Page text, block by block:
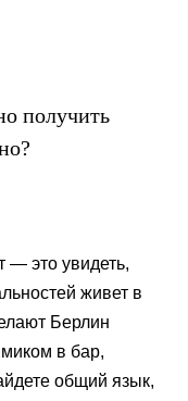
получить
это увидеть,
живет в
Берлин
в бар,
общий язык,